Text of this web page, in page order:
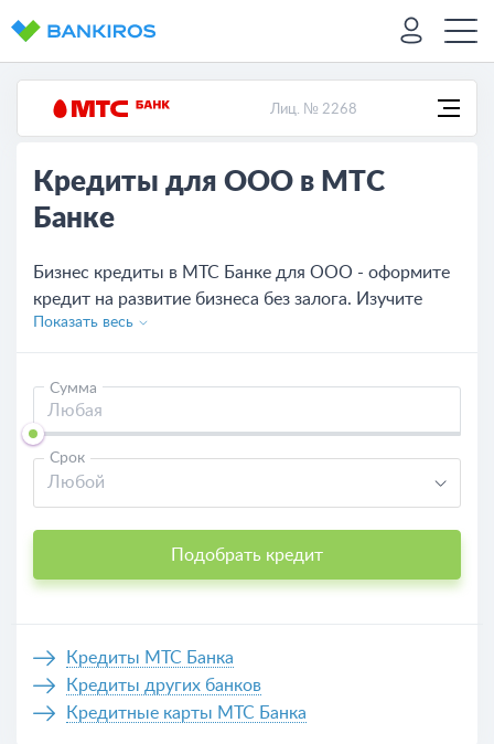
Лиц. № 2268
Кредиты для ООО в МТС
Банке
Бизнес кредиты в МТС Банке для ООО - оформите
кредит на развитие бизнеса без залога. Изучите
условия МТС Банка, сравните с другими банками и
Показать весь
Сумма
Срок
Любой
Подобрать кредит
Кредиты МТС Банка
Кредиты других банков
Кредитные карты МТС Банка